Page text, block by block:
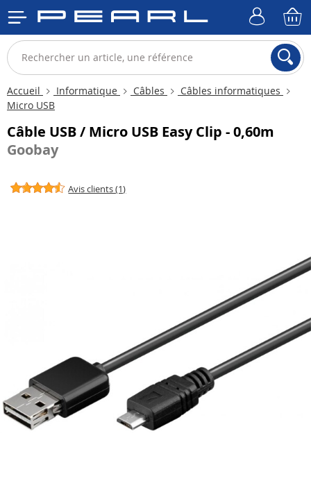
Accueil Informatique Câbles
Câbles informatiques
Micro USB
Câble USB / Micro USB Easy Clip - 0,60m
Goobay
Avis clients (1)